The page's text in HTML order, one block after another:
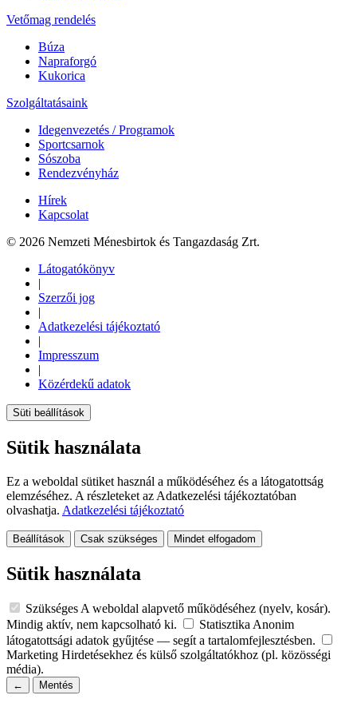
Vetőmag rendelés
Búza
Napraforgó
Kukorica
Szolgáltatásaink
Idegenvezetés / Programok
Sportcsarnok
Sószoba
Rendezvényház
Hírek
Kapcsolat
© 2026 Nemzeti Ménesbirtok és Tangazdaság Zrt.
Látogatókönyv
|
Szerzői jog
|
Adatkezelési tájékoztató
|
Impresszum
|
Közérdekű adatok
Süti beállítások
Sütik használata
Ez a weboldal sütiket használ a működéséhez és a látogatottság
elemzéséhez. A részleteket az Adatkezelési tájékoztatóban
olvashatja. Adatkezelési tájékoztató
Beállítások Csak szükséges Mindet elfogadom
Sütik használata
SzükségesA weboldal alapvető működéséhez (nyelv, kosár).
Mindig aktív, nem kapcsolható ki.
StatisztikaAnonim
látogatottsági adatok gyűjtése — segít a tartalomfejlesztésben.
Marketing Hirdetésekhez és külső szolgáltatókhoz (pl. közösségi
média).
← Mentés